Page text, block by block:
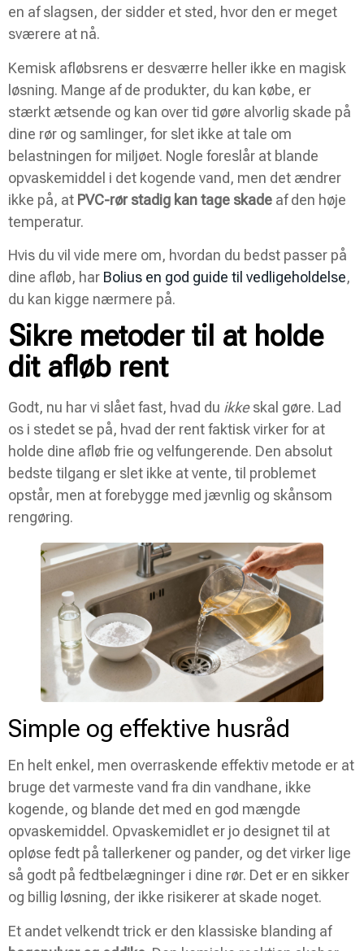
en af slagsen, der sidder et sted, hvor den er meget
sværere at nå.
Kemisk afløbsrens er desværre heller ikke en magisk
løsning. Mange af de produkter, du kan købe, er
stærkt ætsende og kan over tid gøre alvorlig skade på
dine rør og samlinger, for slet ikke at tale om
belastningen for miljøet. Nogle foreslår at blande
opvaskemiddel i det kogende vand, men det ændrer
ikke på, at PVC-rør stadig kan tage skade af den høje
temperatur.
Hvis du vil vide mere om, hvordan du bedst passer på
dine afløb, har Bolius en god guide til vedligeholdelse,
du kan kigge nærmere på.
Sikre metoder til at holde
dit afløb rent
Godt, nu har vi slået fast, hvad du ikkeskal gøre. Lad
os i stedet se på, hvad der rent faktisk virker for at
holde dine afløb frie og velfungerende. Den absolut
bedste tilgang er slet ikke at vente, til problemet
opstår, men at forebygge med jævnlig og skånsom
rengøring.
Simple og effektive husråd
En helt enkel, men overraskende effektiv metode er at
bruge det varmeste vand fra din vandhane, ikke
kogende, og blande det med en god mængde
opvaskemiddel. Opvaskemidlet er jo designet til at
opløse fedt på tallerkener og pander, og det virker lige
så godt på fedtbelægninger i dine rør. Det er en sikker
og billig løsning, der ikke risikerer at skade noget.
Et andet velkendt trick er den klassiske blanding af